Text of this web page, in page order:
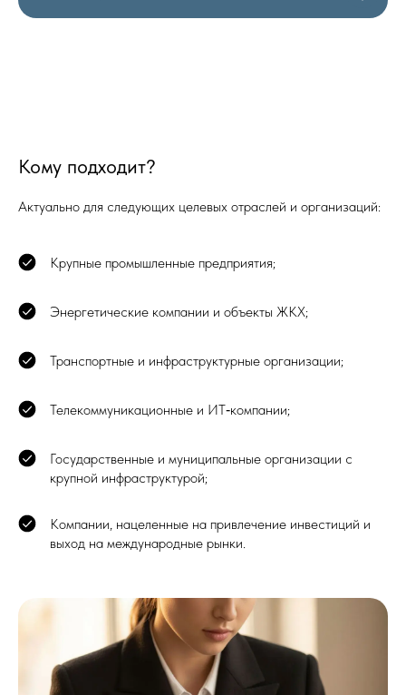
Кому подходит?
Актуально для следующих целевых отраслей и организаций:
Крупные промышленные предприятия;
Энергетические компании и объекты ЖКХ;
Транспортные и инфраструктурные организации;
Телекоммуникационные и ИТ‑компании;
Государственные и муниципальные организации с
крупной инфраструктурой;
Компании, нацеленные на привлечение инвестиций и
выход на международные рынки.